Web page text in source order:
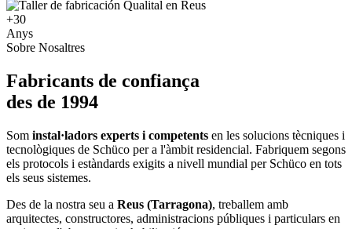
+30
Anys
Sobre Nosaltres
Fabricants de confiança
des de 1994
Som instal·ladors experts i competents en les solucions tècniques i
tecnològiques de Schüco per a l'àmbit residencial. Fabriquem segons
els protocols i estàndards exigits a nivell mundial per Schüco en tots
els seus sistemes.
Des de la nostra seu a Reus (Tarragona), treballem amb
arquitectes, constructores, administracions públiques i particulars en